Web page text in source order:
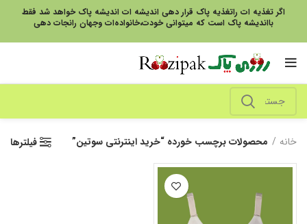
اگر تغذیه ات راتغذیه پاک قرار دهی اندیشه ات اندیشه پاک خواهد شد فقط
بااندیشه پاک است که میتوانی خودت،خانواده‌ات وجهان رانجات دهی
خانه محصولات برچسب خورده “خرید اینترنتی سوتین” فیلترها